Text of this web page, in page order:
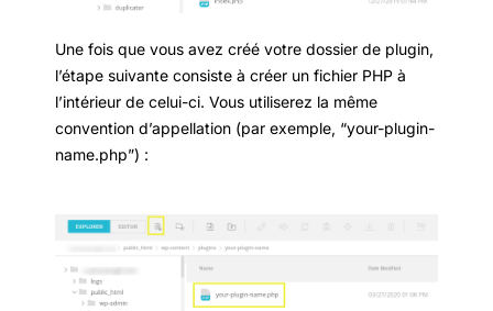
Une fois que vous avez créé votre dossier de plugin,
l’étape suivante consiste à créer un fichier PHP à
l’intérieur de celui-ci. Vous utiliserez la même
convention d’appellation (par exemple, “your-plugin-
name.php”) :